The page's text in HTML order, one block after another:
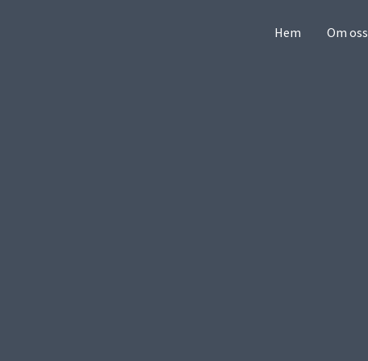
Hem Om oss